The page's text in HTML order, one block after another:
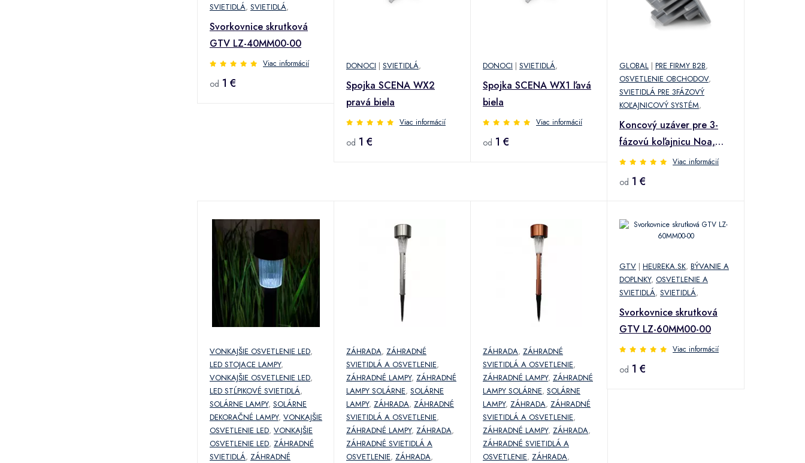
SVIETIDLÁ, SVIETIDLÁ,
Svorkovnice skrutková
GTV LZ-40MM00-00
Viac informácií
od 1 €
DONOCI | SVIETIDLÁ,
Spojka SCENA WX2
pravá biela
Viac informácií
od 1 €
DONOCI | SVIETIDLÁ,
Spojka SCENA WX1 ľavá
biela
Viac informácií
od 1 €
GLOBAL | PRE FIRMY B2B,
OSVETLENIE OBCHODOV,
SVIETIDLÁ PRE 3FÁZOVÝ
KOĽAJNICOVÝ SYSTÉM,
Koncový uzáver pre 3-
fázovú koľajnicu Noa,
sivý
Viac informácií
od 1 €
VONKAJŠIE OSVETLENIE LED,
LED STOJACE LAMPY,
VONKAJŠIE OSVETLENIE LED,
LED STĹPIKOVÉ SVIETIDLÁ,
SOLÁRNE LAMPY, SOLÁRNE
DEKORAČNÉ LAMPY, VONKAJŠIE
OSVETLENIE LED, VONKAJŠIE
OSVETLENIE LED, ZÁHRADNÉ
SVIETIDLÁ, ZÁHRADNÉ
ZÁHRADA, ZÁHRADNÉ
SVIETIDLÁ A OSVETLENIE,
ZÁHRADNÉ LAMPY, ZÁHRADNÉ
LAMPY SOLÁRNE, SOLÁRNE
LAMPY, ZÁHRADA, ZÁHRADNÉ
SVIETIDLÁ A OSVETLENIE,
ZÁHRADNÉ LAMPY, ZÁHRADA,
ZÁHRADNÉ SVIETIDLÁ A
OSVETLENIE, ZÁHRADA,
ZÁHRADA, ZÁHRADNÉ
SVIETIDLÁ A OSVETLENIE,
ZÁHRADNÉ LAMPY, ZÁHRADNÉ
LAMPY SOLÁRNE, SOLÁRNE
LAMPY, ZÁHRADA, ZÁHRADNÉ
SVIETIDLÁ A OSVETLENIE,
ZÁHRADNÉ LAMPY, ZÁHRADA,
ZÁHRADNÉ SVIETIDLÁ A
OSVETLENIE, ZÁHRADA,
GTV | HEUREKA.SK, BÝVANIE A
DOPLNKY, OSVETLENIE A
SVIETIDLÁ, SVIETIDLÁ,
Svorkovnice skrutková
GTV LZ-60MM00-00
Viac informácií
od 1 €